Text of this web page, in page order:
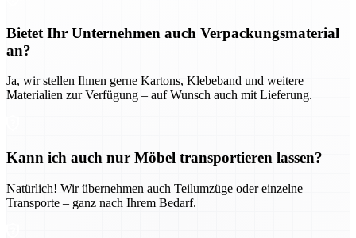
Bietet Ihr Unternehmen auch Verpackungsmaterial
an?
Ja, wir stellen Ihnen gerne Kartons, Klebeband und weitere
Materialien zur Verfügung – auf Wunsch auch mit Lieferung.
Kann ich auch nur Möbel transportieren lassen?
Natürlich! Wir übernehmen auch Teilumzüge oder einzelne
Transporte – ganz nach Ihrem Bedarf.